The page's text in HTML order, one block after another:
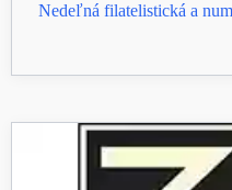
Nedeľná filatelistická a